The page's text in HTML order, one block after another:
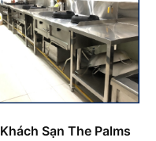
Khách Sạn The Palms